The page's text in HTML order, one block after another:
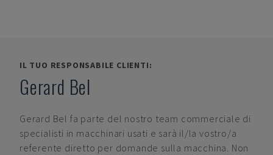
IL TUO RESPONSABILE CLIENTI:
Gerard Bel
Gerard Bel fa parte del nostro team commerciale di
specialisti in macchinari usati e sarà il/la vostro/a
referente diretto per domande sulla macchina. Non